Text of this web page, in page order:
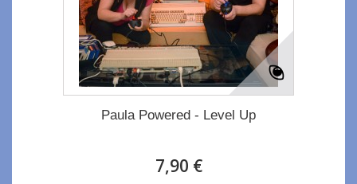
Paula Powered - Level Up
7,90 €